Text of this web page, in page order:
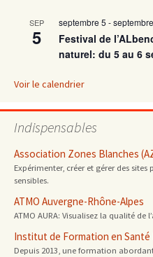
articles
SEP
5
septembre 5 -
Festival de
naturel: du 5 au 6
Voir le calendrier
Indispensables
Association Zones Blanches
Expérimenter, créer et gérer des
sensibles.
ATMO Auvergne-Rhône-Alpes
ATMO AURA: Visualisez la qualité
Institut de Formation en Santé
Depuis 2013, une formation